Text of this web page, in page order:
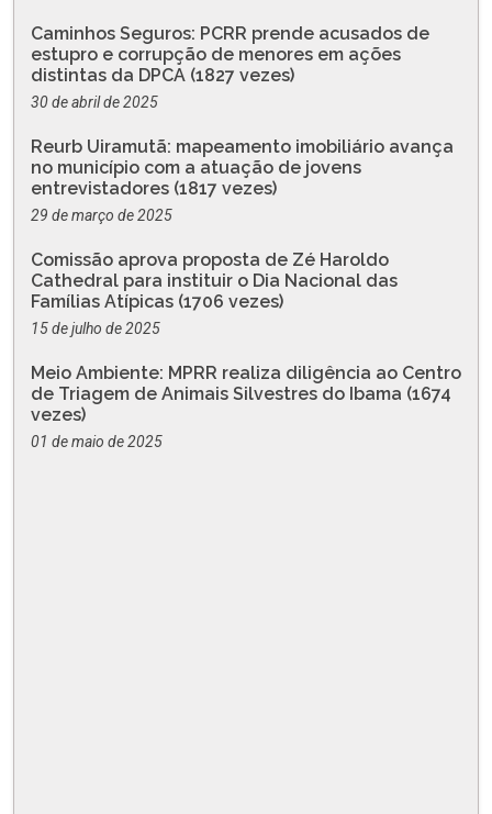
Caminhos Seguros: PCRR prende acusados de
estupro e corrupção de menores em ações
distintas da DPCA (1827 vezes)
30 de abril de 2025
Reurb Uiramutã: mapeamento imobiliário avança
no município com a atuação de jovens
entrevistadores (1817 vezes)
29 de março de 2025
Comissão aprova proposta de Zé Haroldo
Cathedral para instituir o Dia Nacional das
Famílias Atípicas (1706 vezes)
15 de julho de 2025
Meio Ambiente: MPRR realiza diligência ao Centro
de Triagem de Animais Silvestres do Ibama (1674
vezes)
01 de maio de 2025